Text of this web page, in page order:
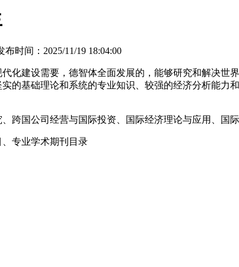
布时间：2025/11/19 18:04:00
建设需要，德智体全面发展的，能够研究和解决世
的基础理论和系统的专业知识、较强的经济分析能
国公司经营与国际投资、国际经济理论与应用、国际
专业学术期刊目录